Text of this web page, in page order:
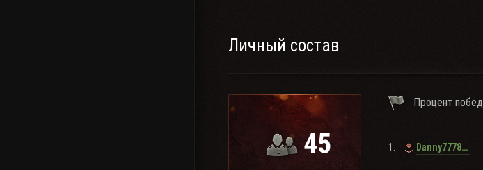
Требуются полевые командиры
Личный состав
45
Процент побед
1. Danny777888